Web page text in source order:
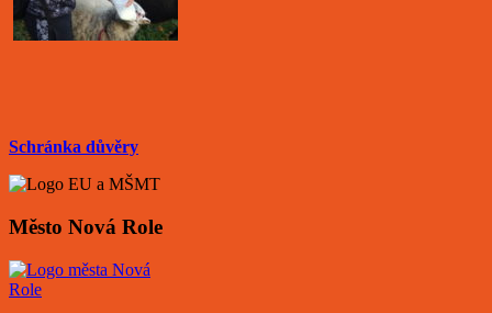
Schránka důvěry
Město Nová Role